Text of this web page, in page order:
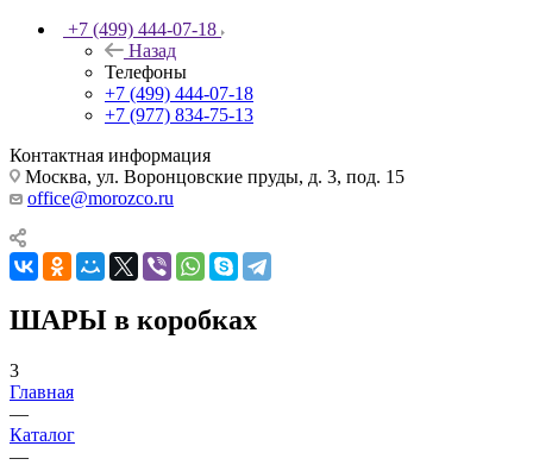
+7 (499) 444-07-18
Назад
Телефоны
+7 (499) 444-07-18
+7 (977) 834-75-13
Контактная информация
Москва, ул. Воронцовские пруды, д. 3, под. 15
office@morozco.ru
ШАРЫ в коробках
3
Главная
—
Каталог
—